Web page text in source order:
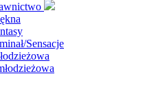
Sensacje